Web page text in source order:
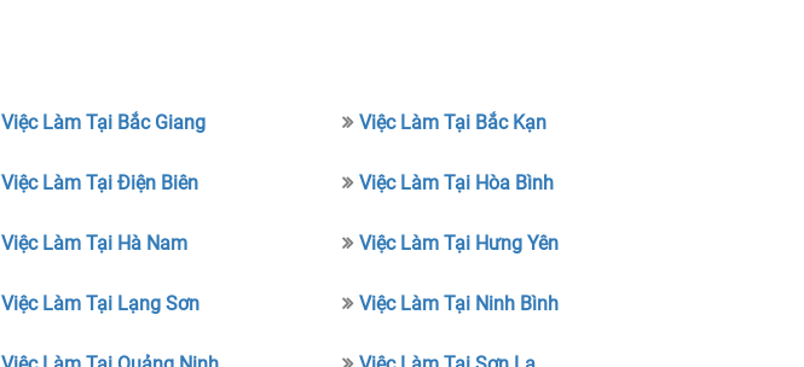
Việc Làm Tại Bắc Giang Việc Làm Tại Bắc Kạn
Việc Làm Tại Điện Biên Việc Làm Tại Hòa Bình
Việc Làm Tại Hà Nam Việc Làm Tại Hưng Yên
Việc Làm Tại Lạng Sơn Việc Làm Tại Ninh Bình